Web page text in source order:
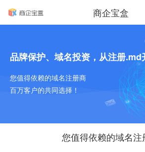
商企宝盒
品牌保护、域名投资，从注册.md
您值得依赖的域名注册商
百万客户的共同选择！
您值得依赖的域名注